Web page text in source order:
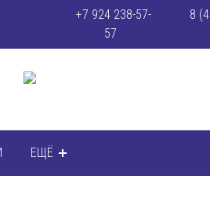
+7 924 238-57-
57
8
ЕЩЁ